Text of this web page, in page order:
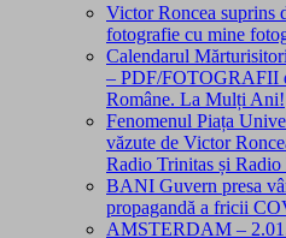
Victor Roncea suprins
fotografie cu mine
Calendarul
– PDF/FOTOGRAFII
Române. La Mulți Ani!
Fenomenul Piața
văzute de Victor
Radio Trinitas și
BANI Guvern presa
propagandă a fricii
AMSTERDAM –